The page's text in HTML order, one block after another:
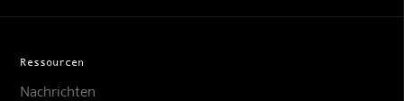
Ressourcen
Nachrichten